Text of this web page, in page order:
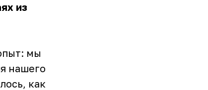
из
мы
нашего
как